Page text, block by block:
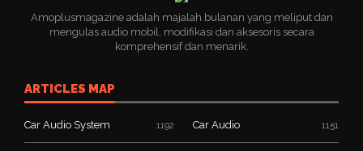
Amoplusmagazine adalah majalah bulanan yang meliput dan
mengulas audio mobil, modifikasi dan aksesoris secara
komprehensif dan menarik.
ARTICLES MAP
Car Audio System 1192 Car Audio 1151